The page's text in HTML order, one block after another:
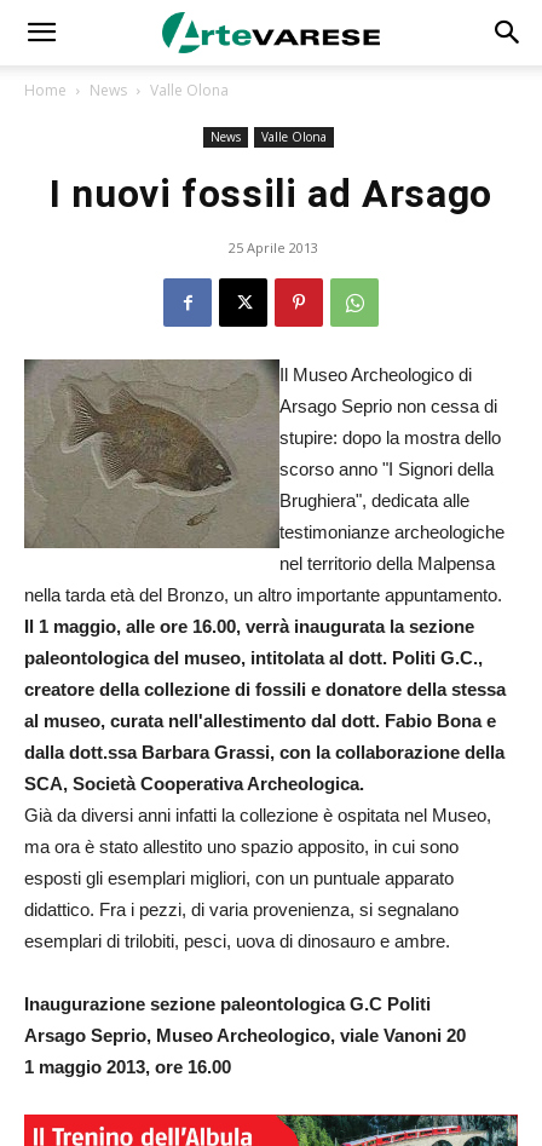
Home News Valle Olona
News Valle Olona
I nuovi fossili ad Arsago
25 Aprile 2013
Il Museo Archeologico di
Arsago Seprio non cessa di
stupire: dopo la mostra dello
scorso anno "I Signori della
Brughiera", dedicata alle
testimonianze archeologiche
nel territorio della Malpensa
nella tarda età del Bronzo, un altro importante appuntamento.
Il 1 maggio, alle ore 16.00, verrà inaugurata la sezione
paleontologica del museo, intitolata al dott. Politi G.C.,
creatore della collezione di fossili e donatore della stessa
al museo, curata nell'allestimento dal dott. Fabio Bona e
dalla dott.ssa Barbara Grassi, con la collaborazione della
SCA, Società Cooperativa Archeologica.
Già da diversi anni infatti la collezione è ospitata nel Museo,
ma ora è stato allestito uno spazio apposito, in cui sono
esposti gli esemplari migliori, con un puntuale apparato
didattico. Fra i pezzi, di varia provenienza, si segnalano
esemplari di trilobiti, pesci, uova di dinosauro e ambre.
Inaugurazione sezione paleontologica G.C Politi
Arsago Seprio, Museo Archeologico, viale Vanoni 20
1 maggio 2013, ore 16.00